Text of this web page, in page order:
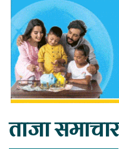
ताजा समाचार